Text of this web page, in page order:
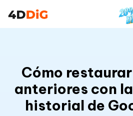
Cómo
anteriores con
historial de